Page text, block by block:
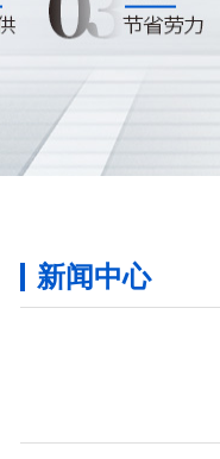
新闻中心